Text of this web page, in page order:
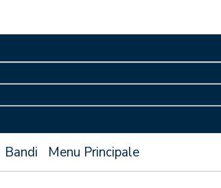
Bandi Menu Principale